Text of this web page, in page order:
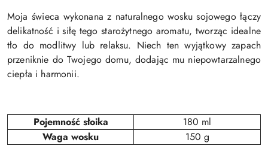
Moja świeca wykonana z naturalnego wosku sojowego łączy
delikatność i siłę tego starożytnego aromatu, tworząc idealne
tło do modlitwy lub relaksu. Niech ten wyjątkowy zapach
przeniknie do Twojego domu, dodając mu niepowtarzalnego
ciepła i harmonii.
Pojemność słoika
180 ml
Waga wosku
150 g